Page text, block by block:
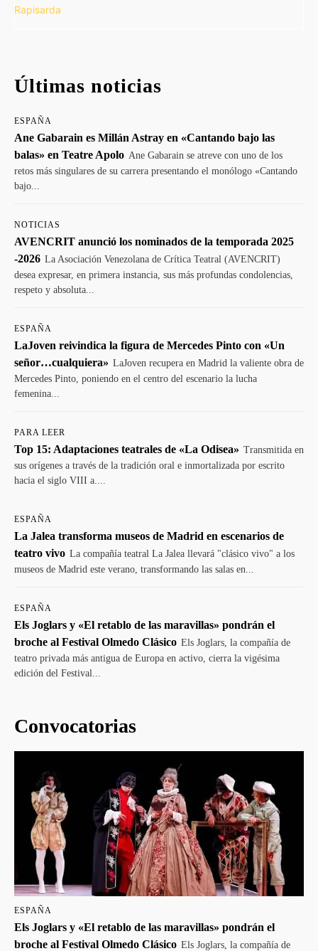
Últimas noticias
ESPAÑA
Ane Gabarain es Millán Astray en «Cantando bajo las
balas» en Teatre Apolo Ane Gabarain se atreve con uno de los
retos más singulares de su carrera presentando el monólogo «Cantando
bajo...
NOTICIAS
AVENCRIT anunció los nominados de la temporada 2025
-2026 La Asociación Venezolana de Crítica Teatral (AVENCRIT)
desea expresar, en primera instancia, sus más profundas condolencias,
respeto y absoluta...
ESPAÑA
LaJoven reivindica la figura de Mercedes Pinto con «Un
señor…cualquiera» LaJoven recupera en Madrid la valiente obra de
Mercedes Pinto, poniendo en el centro del escenario la lucha
femenina...
PARA LEER
Top 15: Adaptaciones teatrales de «La Odisea» Transmitida en
sus orígenes a través de la tradición oral e inmortalizada por escrito
hacia el siglo VIII a....
ESPAÑA
La Jalea transforma museos de Madrid en escenarios de
teatro vivo La compañía teatral La Jalea llevará "clásico vivo" a los
museos de Madrid este verano, transformando las salas en...
ESPAÑA
Els Joglars y «El retablo de las maravillas» pondrán el
broche al Festival Olmedo Clásico Els Joglars, la compañía de
teatro privada más antigua de Europa en activo, cierra la vigésima
edición del Festival...
Convocatorias
ESPAÑA
Els Joglars y «El retablo de las maravillas» pondrán el
broche al Festival Olmedo Clásico Els Joglars, la compañía de